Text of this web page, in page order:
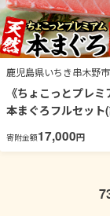
鹿児島県いちき串木野市
《ちょこっとプレ
本まぐろフルセット
100g柵でお届け！
身や海鮮丼に！まぐ
鮮まぐろ家】【00-
寄附金額17,000円